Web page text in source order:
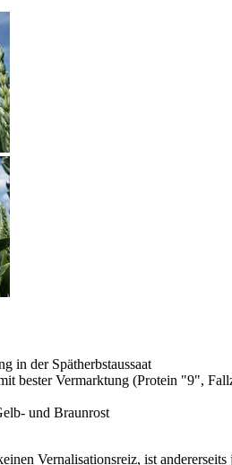
in der Spätherbstaussaat
bester Vermarktung (Protein "9",
und Braunrost
Vernalisationsreiz, ist